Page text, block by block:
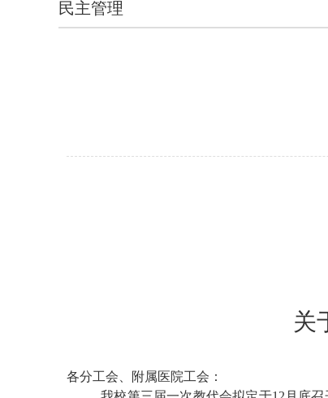
民主管理
关
各分工会、附属医院工会：